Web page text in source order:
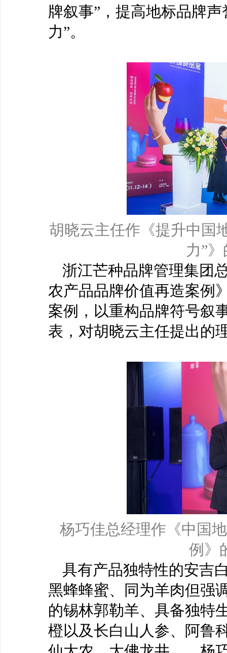
牌叙事”，提高地标品牌
力”。
胡晓云主任作《提升中国
力”
浙江芒种品牌管理集团
农产品品牌价值再造案例
案例，以重构品牌符号叙
表，对胡晓云主任提出的
杨巧佳总经理作《中国
例》
具有产品独特性的安吉
黑蜂蜂蜜、同为羊肉但强
的锡林郭勒羊、具备独特
橙以及长白山人参、阿鲁